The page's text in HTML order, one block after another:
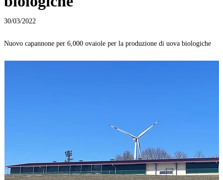
30/03/2022
Nuovo capannone per 6,000 ovaiole per la produzione di uova biologiche